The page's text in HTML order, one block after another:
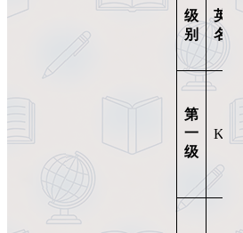
级
别
英文
名
第
一
级
KET